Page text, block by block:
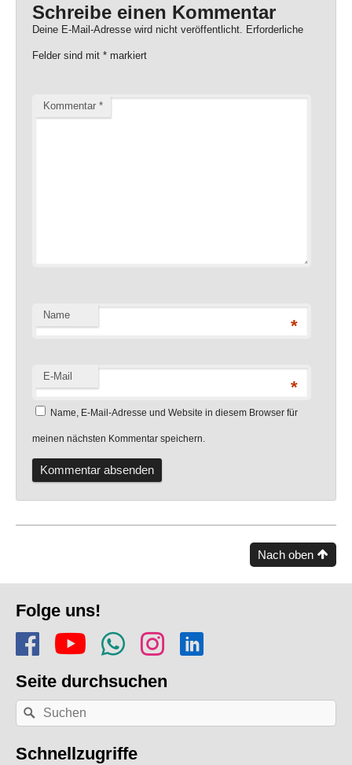
Schreibe einen Kommentar
Deine E-Mail-Adresse wird nicht veröffentlicht. Erforderliche
Felder sind mit * markiert
Kommentar *
Name
*
E-Mail
*
Name, E-Mail-Adresse und Website in diesem Browser für
meinen nächsten Kommentar speichern.
Nach oben
Folge uns!
Folge uns auf Facebook
Finde uns auf YouTube
Folge dem Kanal
Folge uns auf
Seite durchsuchen
Nach
einem
suchen:
Suchen
Schnellzugriffe